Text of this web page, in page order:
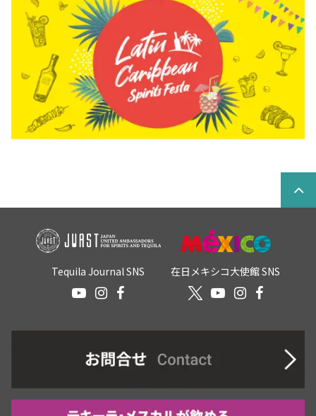
Tequila Journal SNS 在日メキシコ大使館 SNS